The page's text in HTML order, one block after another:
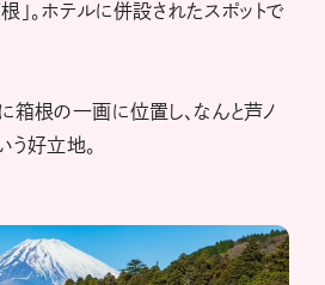
」。ホテルに併設されたスポットで
箱根の一画に位置し、なんと芦ノ
好立地。